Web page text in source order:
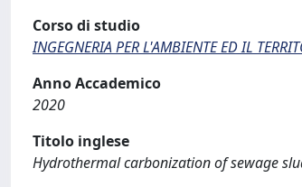
Corso di studio
INGEGNERIA PER L'AMBIENTE ED IL
Anno Accademico
2020
Titolo inglese
Hydrothermal carbonization of sewage